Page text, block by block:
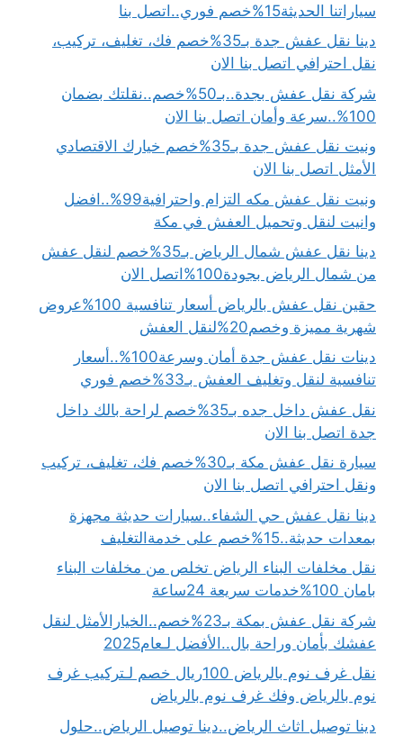
سياراتنا الحديثة15%خصم فوري..اتصل بنا
دينا نقل عفش جدة بـ35%خصم فك، تغليف، تركيب،
نقل احترافي اتصل بنا الان
شركة نقل عفش بجدة..بـ50%خصم..نقلتك بضمان
100%..سرعة وأمان اتصل بنا الان
ونيت نقل عفش جدة بـ35%خصم خيارك الاقتصادي
الأمثل اتصل بنا الان
ونيت نقل عفش مكه التزام واحترافية99%..افضل
وانيت لنقل وتحميل العفش في مكة
دينا نقل عفش شمال الرياض بـ35%خصم لنقل عفش
من شمال الرياض بجودة100%اتصل الان
حقين نقل عفش بالرياض أسعار تنافسية 100%عروض
شهرية مميزة وخصم20%لنقل العفش
دينات نقل عفش جدة أمان وسرعة100%..أسعار
تنافسية لنقل وتغليف العفش بـ33%خصم فوري
نقل عفش داخل جده بـ35%خصم لراحة بالك داخل
جدة اتصل بنا الان
سيارة نقل عفش مكة بـ30%خصم فك، تغليف، تركيب
ونقل احترافي اتصل بنا الان
دينا نقل عفش حي الشفاء..سيارات حديثة مجهزة
بمعدات حديثة..15%خصم على خدمةالتغليف
نقل مخلفات البناء الرياض تخلص من مخلفات البناء
بامان 100%خدمات سريعة 24ساعة
شركة نقل عفش بمكة بـ23%خصم..الخيارالأمثل لنقل
عفشك بأمان وراحة بال..الأفضل لـعام2025
نقل غرف نوم بالرياض 100ريال خصم لـتركيب غرف
نوم بالرياض وفك غرف نوم بالرياض
دينا توصيل اثاث الرياض..دينا توصيل الرياض..حلول